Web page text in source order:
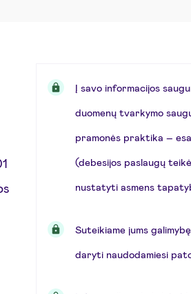
Į savo informacijos
duomenų tvarkymo
pramonės praktika –
(debesijos paslaugų
nustatyti asmens
Suteikiame jums
daryti naudodamiesi